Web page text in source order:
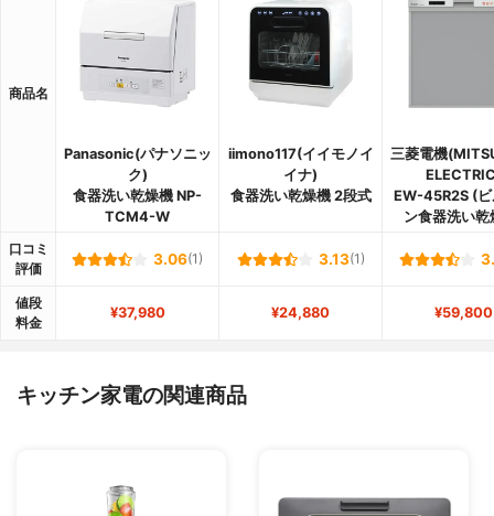
商品名
Panasonic(パナソニッ
ク)
食器洗い乾燥機 NP-
TCM4-W
iimono117(イイモノイ
イナ)
食器洗い乾燥機 2段式
三菱電機
EW-45R2S (ビ
ン食器洗い乾
口コミ
評価
3.06(1) 3.13(1)
値段
料金
¥37,980 ¥24,880 ¥59,800
キッチン家電の関連商品